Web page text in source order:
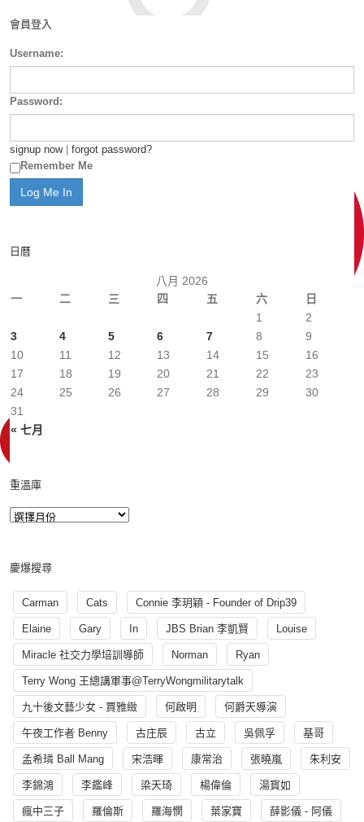
會員登入
Username:
Password:
signup now| forgot password?
Remember Me
日曆
八月 2026
一
二 三 四 五 六 日
« 七月
1
2
3
4 5 6 7 8
9
10
11 12 13 14 15
16
17
18 19 20 21 22
23
24
25 26 27 28 29
30
31
重溫庫
慶爆搜尋
Carman Cats Connie 李玥穎 - Founder of Drip39
Elaine Gary In JBS Brian 李凱賢 Louise
Miracle 社交力學培訓導師 Norman Ryan
Terry Wong 王總講軍事@TerryWongmilitarytalk
九十後文藝少女 - 賈雅緻 何啟明 何爵天導演
午夜工作者 Benny 古庄辰 古立 吳佩孚 基哥
孟希璘 Ball Mang 宋浩暉 康常治 張曉嵐 朱利安
李錦鴻 李鑑峰 梁天琦 楊偉倫 湯寳如
瘋中三子 羅倫斯 羅海憫 葉家寶 薛影儀 - 阿儀